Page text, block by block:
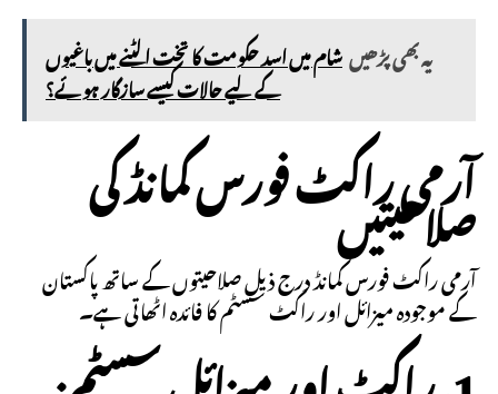
یہ بھی پڑھیںشام میں اسد حکومت کا تخت الٹنے میں باغیوں
کے لیے حالات کیسے سازگار ہوئے؟
آرمی راکٹ فورس کمانڈ کی
صلاحیتیں
آرمی راکٹ فورس کمانڈ درج ذیل صلاحیتوں کے ساتھ پاکستان
کے موجودہ میزائل اور راکٹ سسٹم کا فائدہ اٹھاتی ہے۔